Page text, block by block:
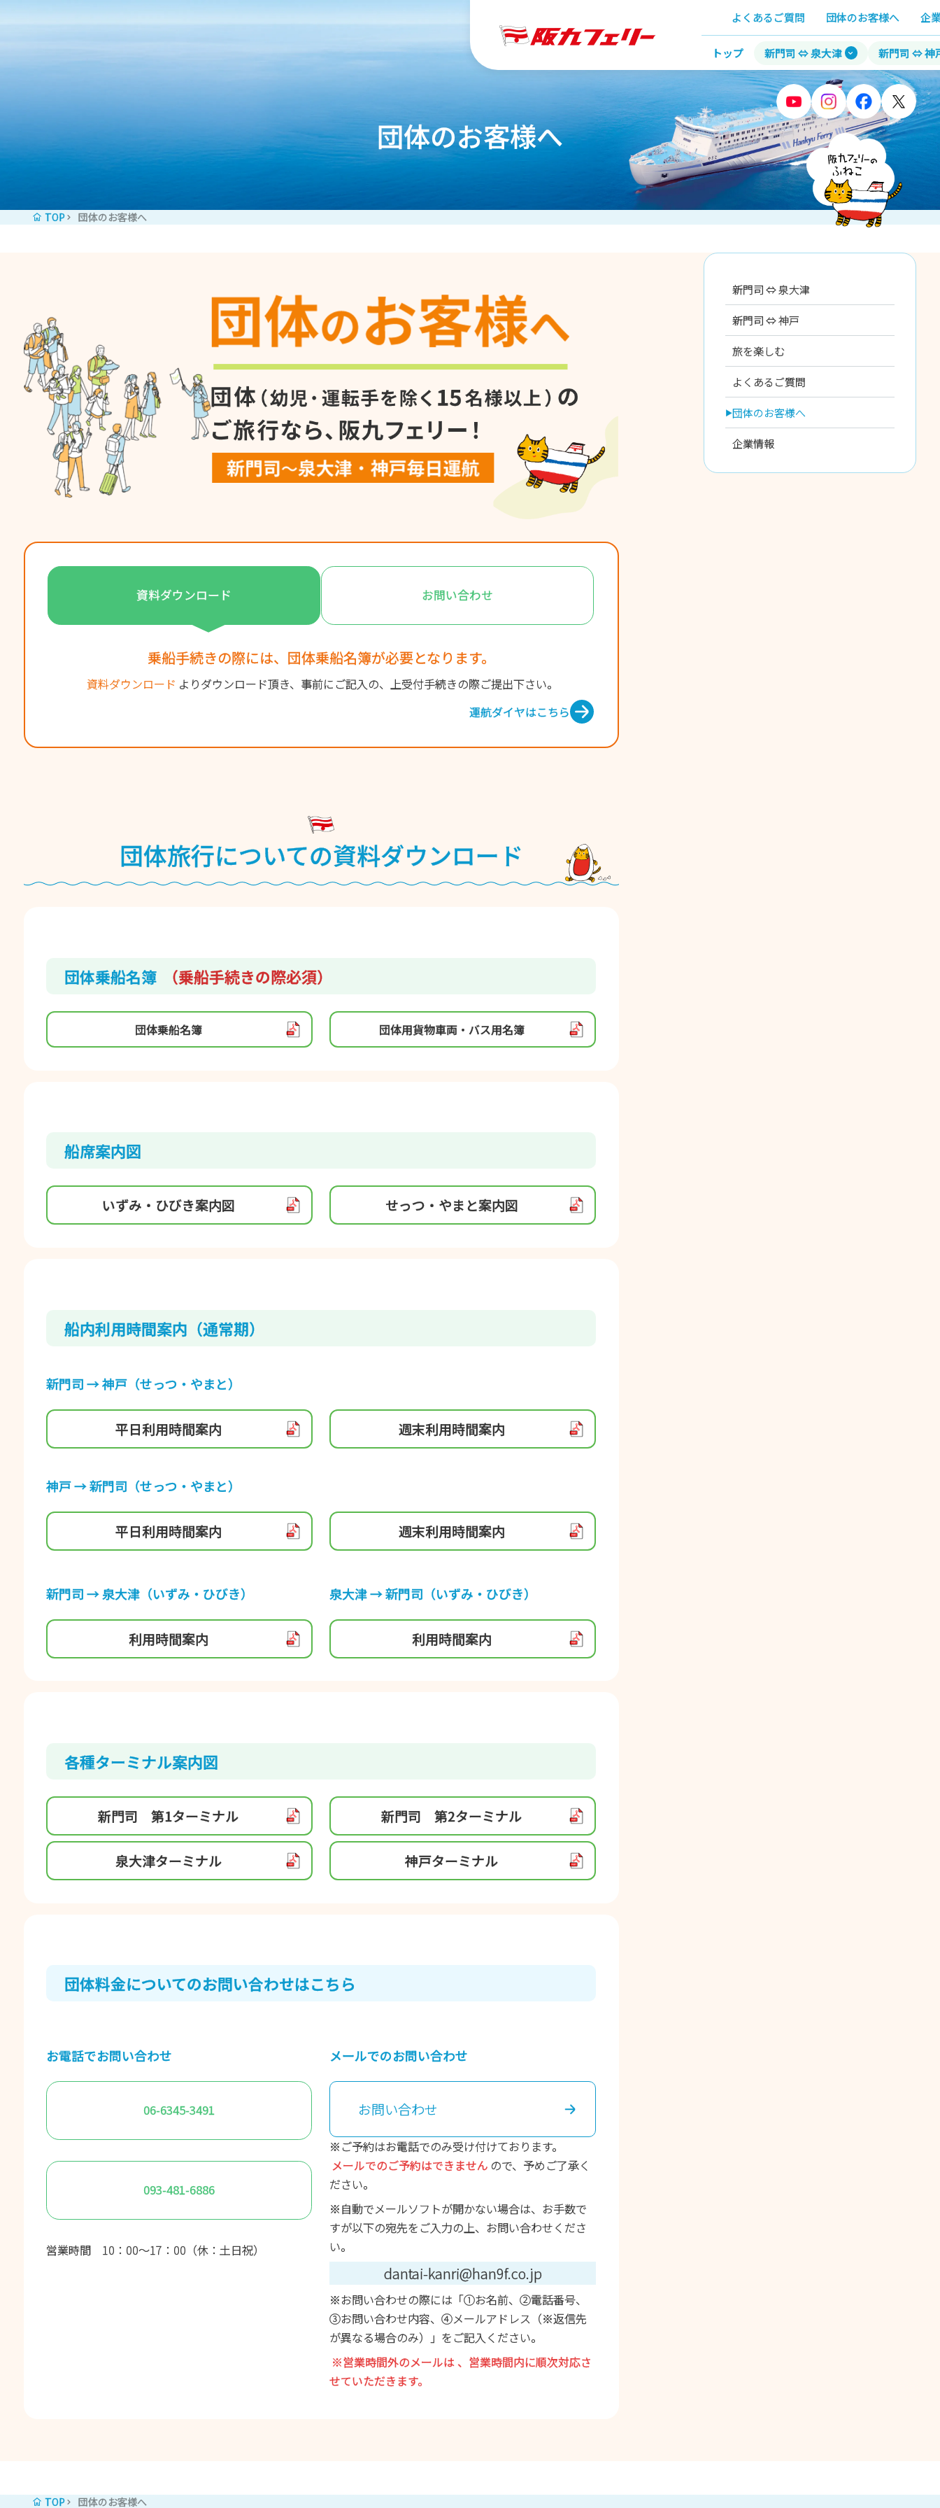
よくあるご質問 団体のお客様へ 企
トップ 新門司 ⇔ 泉大津 新門司 ⇔ 神
団体のお客様へ
TOP 団体のお客様へ
資料ダウンロード お問い合わせ
乗船手続きの際には、団体乗船名簿が必要となります。
資料ダウンロード よりダウンロード頂き、事前にご記⼊の、上受付手続きの際ご提出下さい。
運航ダイヤはこちら
団体旅⾏についての資料ダウンロード
団体乗船名簿 （乗船手続きの際必須）
団体乗船名簿 団体⽤貨物⾞両・バス⽤名簿
船席案内図
いずみ・ひびき案内図 せっつ・やまと案内図
船内利⽤時間案内（通常期）
新⾨司 → 神⼾（せっつ・やまと）
平⽇利⽤時間案内 週末利⽤時間案内
神⼾ → 新⾨司（せっつ・やまと）
平⽇利⽤時間案内 週末利⽤時間案内
新⾨司 → 泉⼤津（いずみ・ひびき）
利⽤時間案内
泉⼤津 → 新⾨司（いずみ・ひびき）
利⽤時間案内
各種ターミナル案内図
新⾨司 第1ターミナル 新⾨司 第2ターミナル
泉⼤津ターミナル 神⼾ターミナル
団体料⾦についてのお問い合わせはこちら
お電話でお問い合わせ
06-6345-3491
093-481-6886
営業時間 10：00～17：00（休：⼟⽇祝）
メールでのお問い合わせ
お問い合わせ
※ご予約はお電話でのみ受け付けております。
メールでのご予約はできません ので、予めご了承く
ださい。
※自動でメールソフトが開かない場合は、お手数で
すが以下の宛先をご入力の上、お問い合わせくださ
い。
dantai-kanri@han9f.co.jp
※お問い合わせの際には「①お名前、②電話番号、
③お問い合わせ内容、④メールアドレス（※返信先
が異なる場合のみ）」をご記入ください。
※営業時間外のメールは 、営業時間内に順次対応さ
せていただきます。
新門司 ⇔ 泉大津
新門司 ⇔ 神戸
旅を楽しむ
よくあるご質問
団体のお客様へ
企業情報
TOP 団体のお客様へ